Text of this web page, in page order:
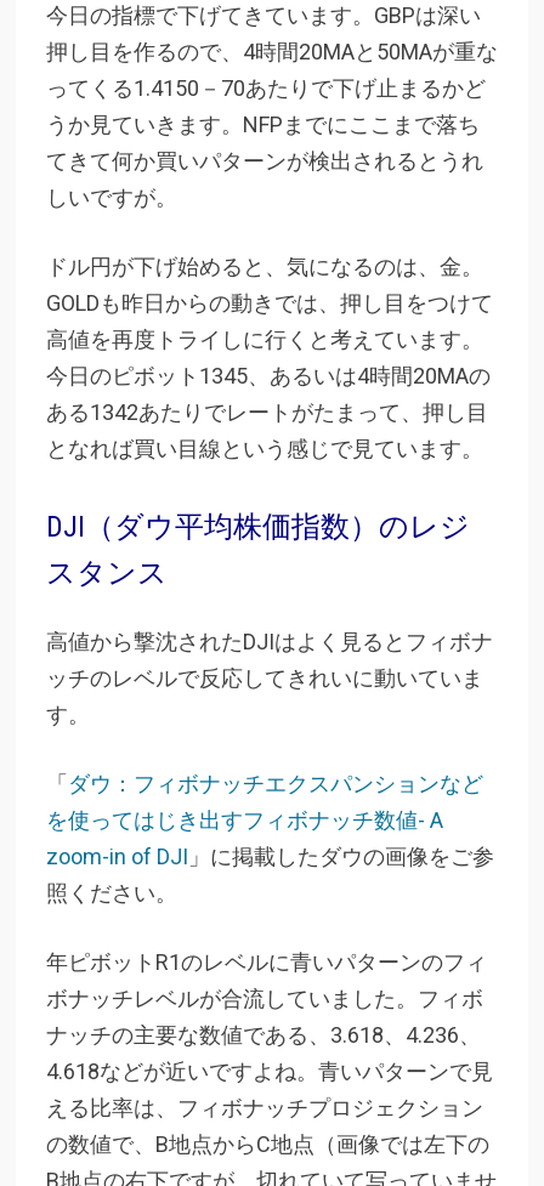
今日の指標で下げてきています。GBPは深い
押し目を作るので、4時間20MAと50MAが重な
ってくる1.4150－70あたりで下げ止まるかど
うか見ていきます。NFPまでにここまで落ち
てきて何か買いパターンが検出されるとうれ
しいですが。
ドル円が下げ始めると、気になるのは、金。
GOLDも昨日からの動きでは、押し目をつけて
高値を再度トライしに行くと考えています。
今日のピボット1345、あるいは4時間20MAの
ある1342あたりでレートがたまって、押し目
となれば買い目線という感じで見ています。
DJI（ダウ平均株価指数）のレジ
スタンス
高値から撃沈されたDJIはよく見るとフィボナ
ッチのレベルで反応してきれいに動いていま
す。
「 ダウ：フィボナッチエクスパンションなど
を使ってはじき出すフィボナッチ数値- A
zoom-in of DJI 」に掲載したダウの画像をご参
照ください。
年ピボットR1のレベルに青いパターンのフィ
ボナッチレベルが合流していました。フィボ
ナッチの主要な数値である、3.618、4.236、
4.618などが近いですよね。青いパターンで見
える比率は、フィボナッチプロジェクション
の数値で、B地点からC地点（画像では左下の
B地点の右下ですが、切れていて写っていませ